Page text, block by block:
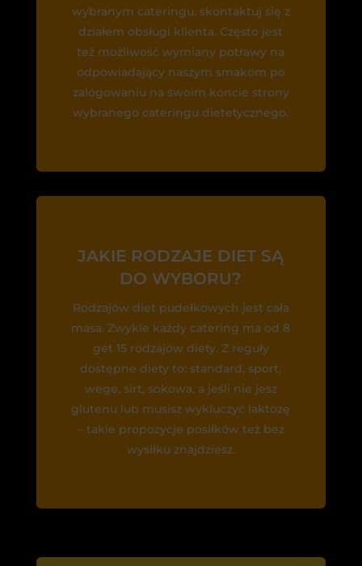
wybranym cateringu, skontaktuj się z
działem obsługi klienta. Często jest
też możliwość wymiany potrawy na
odpowiadający naszym smakom po
zalogowaniu na swoim koncie strony
wybranego cateringu dietetycznego.
JAKIE RODZAJE DIET SĄ
DO WYBORU?
Rodzajów diet pudełkowych jest cała
masa. Zwykle każdy catering ma od 8
get 15 rodzajów diety. Z reguły
dostępne diety to: standard, sport,
wege, sirt, sokowa, a jeśli nie jesz
glutenu lub musisz wykluczyć laktozę
– takie propozycje posiłków też bez
wysiłku znajdziesz.